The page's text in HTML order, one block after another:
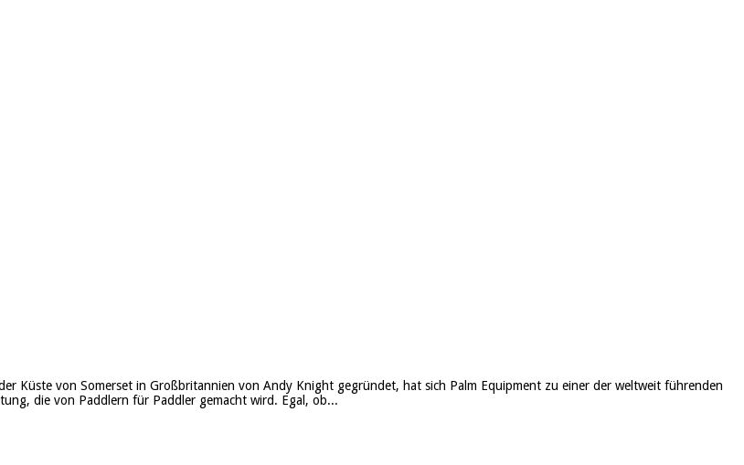
Küste von Somerset in Großbritannien von Andy Knight gegründet, hat sich Palm Equipment zu einer der weltweit führenden
die von Paddlern für Paddler gemacht wird. Egal, ob...